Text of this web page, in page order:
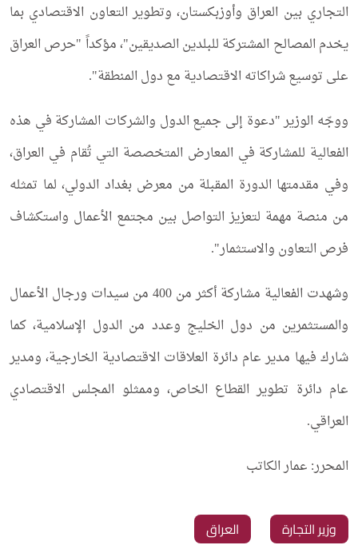
التجاري بين العراق وأوزبكستان، وتطوير التعاون الاقتصادي بما
يخدم المصالح المشتركة للبلدين الصديقين"، مؤكداً "حرص العراق
على توسيع شراكاته الاقتصادية مع دول المنطقة".
ووجّه الوزير "دعوة إلى جميع الدول والشركات المشاركة في هذه
الفعالية للمشاركة في المعارض المتخصصة التي تُقام في العراق،
وفي مقدمتها الدورة المقبلة من معرض بغداد الدولي، لما تمثله
من منصة مهمة لتعزيز التواصل بين مجتمع الأعمال واستكشاف
فرص التعاون والاستثمار".
وشهدت الفعالية مشاركة أكثر من 400 من سيدات ورجال الأعمال
والمستثمرين من دول الخليج وعدد من الدول الإسلامية، كما
شارك فيها مدير عام دائرة العلاقات الاقتصادية الخارجية، ومدير
عام دائرة تطوير القطاع الخاص، وممثلو المجلس الاقتصادي
العراقي.
المحرر: عمار الكاتب
‏وزير التجارة ‏العراق